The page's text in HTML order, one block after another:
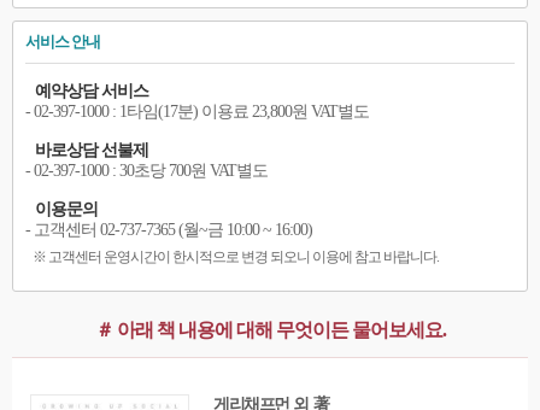
서비스 안내
예약상담 서비스
- 02-397-1000 : 1타임(17분) 이용료 23,800원 VAT별도
바로상담 선불제
- 02-397-1000 : 30초당 700원 VAT별도
이용문의
- 고객센터 02-737-7365 (월~금 10:00 ~ 16:00)
※ 고객센터 운영시간이 한시적으로 변경 되오니 이용에 참고 바랍니다.
＃ 아래 책 내용에 대해 무엇이든 물어보세요.
게리채프먼 외 著